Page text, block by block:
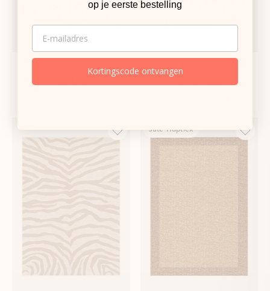
Luipaard Groen
Jute-Haptiek
op je eerste bestelling
EMAIL
Kortingscode ontvangen